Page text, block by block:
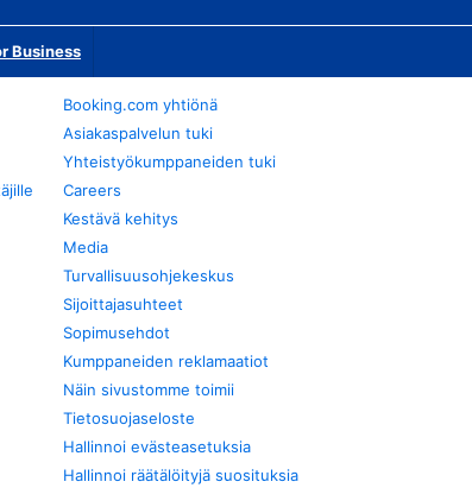
Business
Booking.com yhtiönä
Asiakaspalvelun tuki
Yhteistyökumppaneiden tuki
Careers
Kestävä kehitys
Media
Turvallisuusohjekeskus
Sijoittajasuhteet
Sopimusehdot
Kumppaneiden reklamaatiot
Näin sivustomme toimii
Tietosuojaseloste
Hallinnoi evästeasetuksia
Hallinnoi räätälöityjä suosituksia